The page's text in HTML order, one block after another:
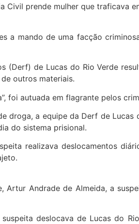
a mando de uma facção
(Derf) de Lucas do Rio Verde
outros materiais.
foi autuada em flagrante pelos
droga, a equipe da Derf de
do sistema prisional.
realizava deslocamentos
Artur Andrade de Almeida, a
deslocava de Lucas do